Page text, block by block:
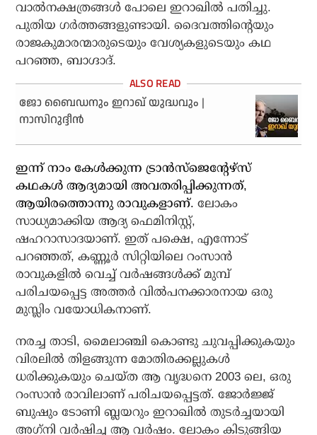
വാല്‍നക്ഷത്രങ്ങള്‍ പോലെ ഇറാഖില്‍ പതിച്ചു.
പുതിയ ഗര്‍ത്തങ്ങളുണ്ടായി. ദൈവത്തിന്റെയും
രാജകുമാരന്മാരുടെയും വേശ്യകളുടെയും കഥ
പറഞ്ഞ, ബാഗ്ദാദ്.
ജോ ബൈഡനും ഇറാഖ് യുദ്ധവും |
നാസിറുദ്ദീന്‍
ഇന്ന് നാം കേള്‍ക്കുന്ന ട്രാന്‍സ്‌ജെന്റേഴ്‌സ്
കഥകള്‍ ആദ്യമായി അവതരിപ്പിക്കുന്നത്,
ആയിരത്തൊന്നു രാവുകളാണ്. ലോകം
സാധ്യമാക്കിയ ആദ്യ ഫെമിനിസ്റ്റ്,
ഷഹറാസാദയാണ്. ഇത് പക്ഷെ, എന്നോട്
പറഞ്ഞത്, കണ്ണൂര്‍ സിറ്റിയിലെ റംസാന്‍
രാവുകളില്‍ വെച്ച് വര്‍ഷങ്ങള്‍ക്ക് മുമ്പ്
പരിചയപ്പെട്ട അത്തര്‍ വില്‍പനക്കാരനായ ഒരു
മുസ്ലിം വയോധികനാണ്.
നരച്ച താടി, മൈലാഞ്ചി കൊണ്ടു ചുവപ്പിക്കുകയും
വിരലില്‍ തിളങ്ങുന്ന മോതിരക്കല്ലുകള്‍
ധരിക്കുകയും ചെയ്ത ആ വൃദ്ധനെ 2003 ലെ, ഒരു
റംസാന്‍ രാവിലാണ് പരിചയപ്പെട്ടത്. ജോര്‍ജ്ജ്
ബുഷും ടോണി ബ്ലയറും ഇറാഖില്‍ തുടര്‍ച്ചയായി
അഗ്‌നി വര്‍ഷിച്ച ആ വര്‍ഷം. ലോകം കിടുങ്ങിയ